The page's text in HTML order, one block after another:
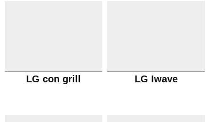
LG con grill LG Iwave